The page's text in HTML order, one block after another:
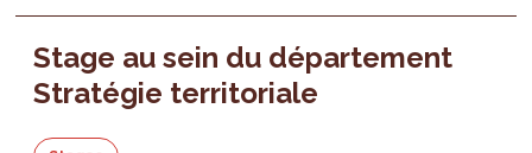
Stage au sein du département
Stratégie territoriale